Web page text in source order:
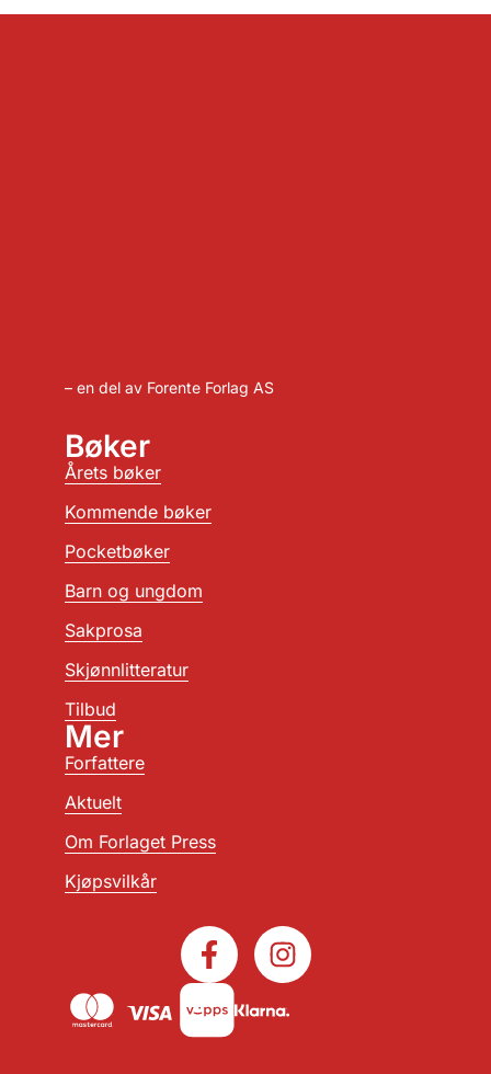
– en del av Forente Forlag AS
Bøker
Årets bøker
Kommende bøker
Pocketbøker
Barn og ungdom
Sakprosa
Skjønnlitteratur
Tilbud
Mer
Forfattere
Aktuelt
Om Forlaget Press
Kjøpsvilkår